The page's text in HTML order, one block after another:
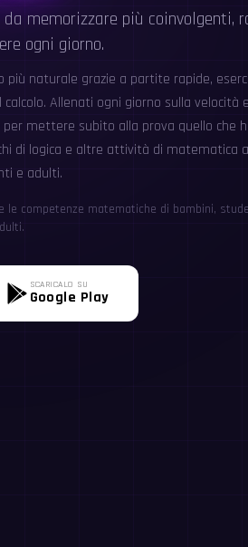
memorizzare più coinvolgenti,
ogni giorno.
naturale grazie a partite rapide,
Allenati ogni giorno sulla velocità
mettere subito alla prova quello che
di logica e altre attività di matematica
e adulti.
competenze matematiche di bambini,
SCARICALO SU
Google Play